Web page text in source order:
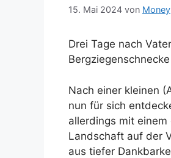
15. Mai 2024 von Money
Drei Tage nach
Nach einer kleinen
nun für sich
allerdings mit
Landschaft auf der
aus tiefer